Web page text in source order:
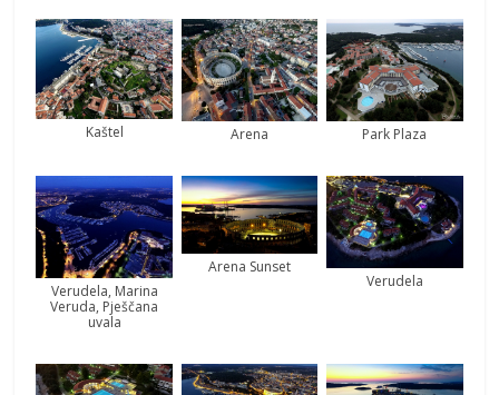
Kaštel Arena Park Plaza
Verudela, Marina
Veruda, Pješčana
uvala
Arena Sunset
Verudela